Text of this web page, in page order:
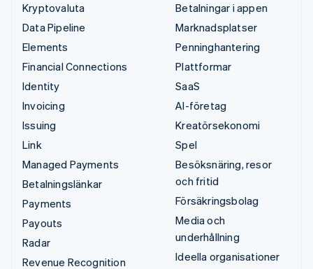
Kryptovaluta
Data Pipeline
Elements
Financial Connections
Identity
Invoicing
Issuing
Link
Managed Payments
Betalningslänkar
Payments
Payouts
Radar
Revenue Recognition
Betalningar i appen
Marknadsplatser
Penninghantering
Plattformar
SaaS
AI-företag
Kreatörsekonomi
Spel
Besöksnäring, resor
och fritid
Försäkringsbolag
Media och
underhållning
Ideella organisationer